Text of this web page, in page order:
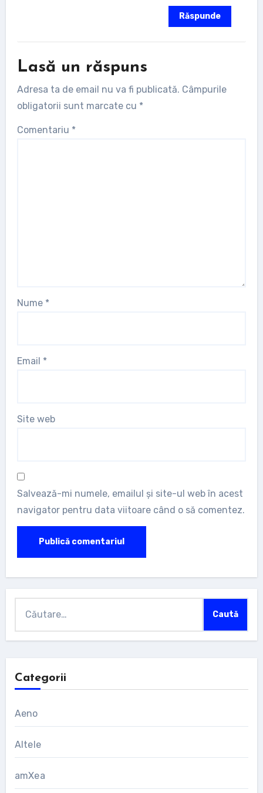
Răspunde
Lasă un răspuns
Adresa ta de email nu va fi publicată. Câmpurile
obligatorii sunt marcate cu *
Comentariu *
Nume *
Email *
Site web
Salvează-mi numele, emailul și site-ul web în acest
navigator pentru data viitoare când o să comentez.
după:
Categorii
Aeno
Altele
amXea